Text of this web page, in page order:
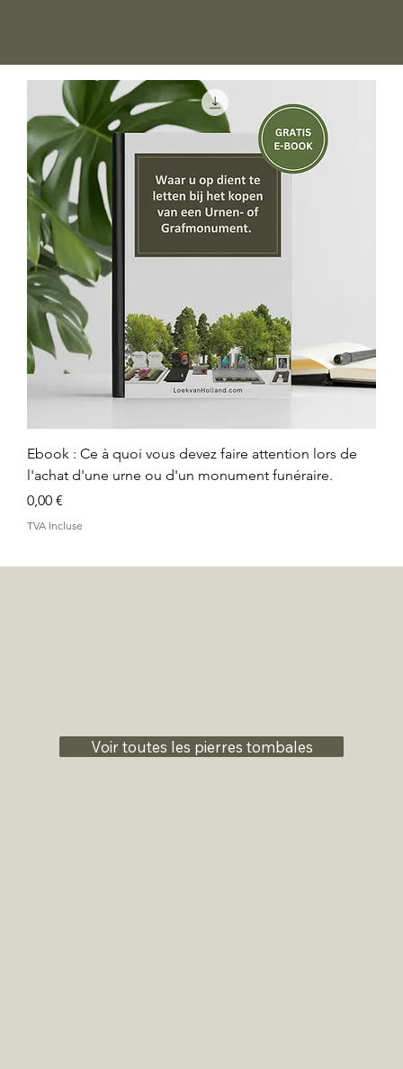
Ebook : Ce à quoi vous devez faire attention lors de
l'achat d'une urne ou d'un monument funéraire.
Prix
0,00 €
TVA Incluse
Voir toutes les pierres tombales